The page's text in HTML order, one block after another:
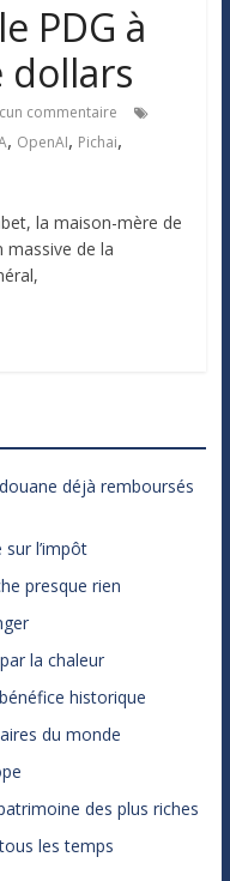
PDG à
dollars
commentaire
, OpenAI, Pichai,
la maison-mère de
massive de la
déjà remboursés
l’impôt
presque rien
la chaleur
historique
du monde
des plus riches
les temps